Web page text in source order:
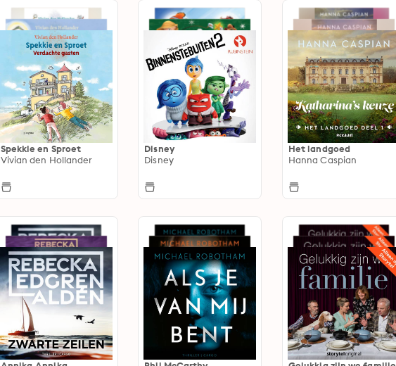
Spekkie en Sproet
Vivian den Hollander
Disney
Disney
Het landgoed
Hanna Caspian